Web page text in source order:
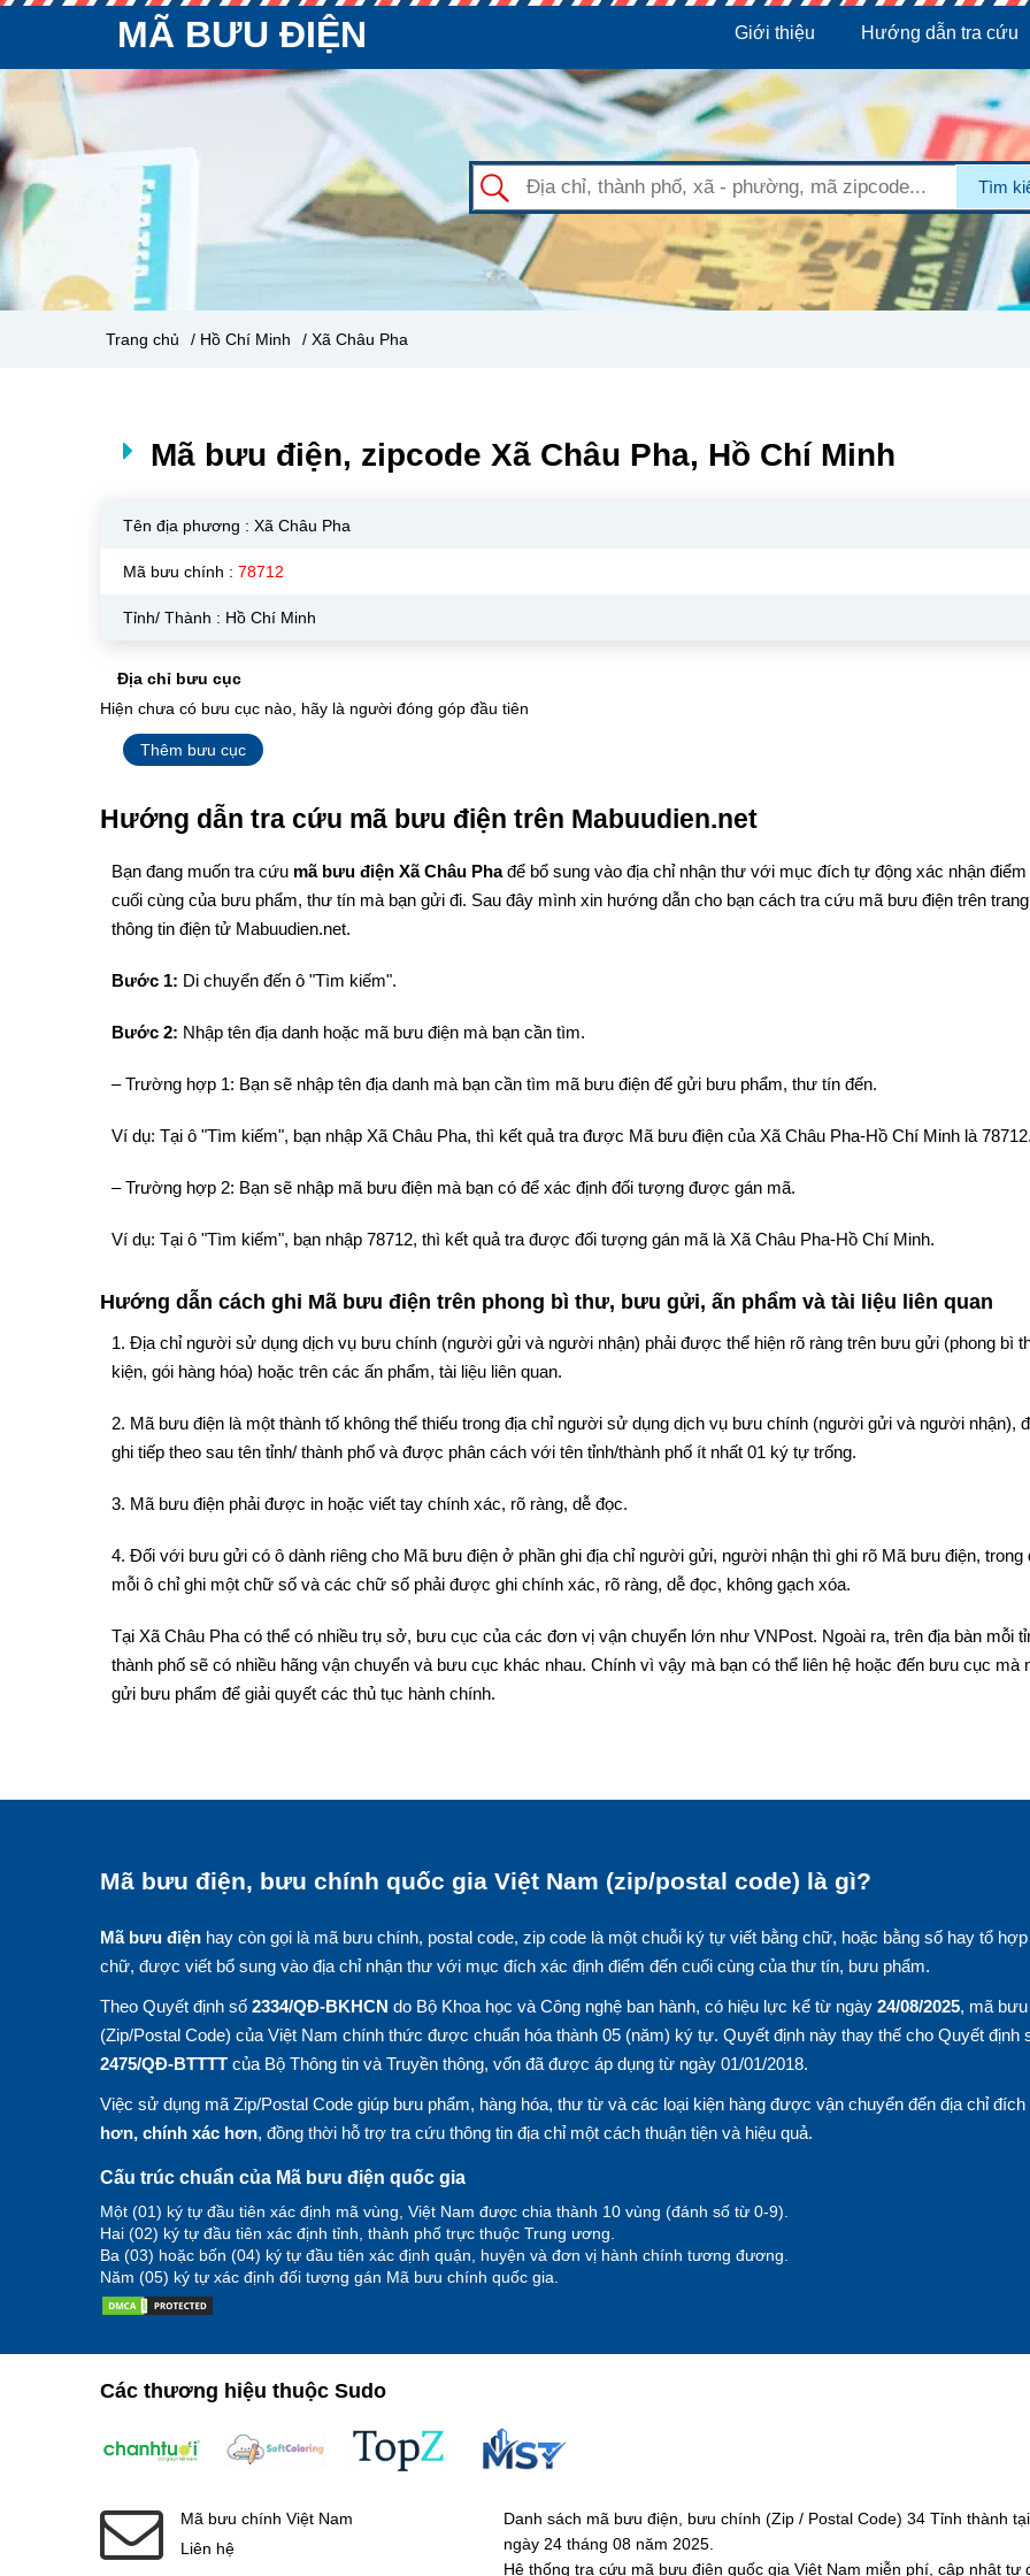
MÃ BƯU ĐIỆN Giới thiệu Hướng dẫn tra cứu
Tìm
Trang chủ / Hồ Chí Minh / Xã Châu Pha
Mã bưu điện, zipcode Xã Châu Pha, Hồ Chí Minh
Tên địa phương : Xã Châu Pha
Mã bưu chính : 78712
Tỉnh/ Thành : Hồ Chí Minh
Địa chỉ bưu cục
Hiện chưa có bưu cục nào, hãy là người đóng góp đầu tiên
Thêm bưu cục
Hướng dẫn tra cứu mã bưu điện trên Mabuudien.net
Bạn đang muốn tra cứu mã bưu điện Xã Châu Phađể bổ sung vào địa chỉ nhận thư với mục đích tự động xác nhận điểm
cuối cùng của bưu phẩm, thư tín mà bạn gửi đi. Sau đây mình xin hướng dẫn cho bạn cách tra cứu mã bưu điện trên trang
thông tin điện tử Mabuudien.net.
Bước 1: Di chuyển đến ô "Tìm kiếm".
Bước 2: Nhập tên địa danh hoặc mã bưu điện mà bạn cần tìm.
– Trường hợp 1: Bạn sẽ nhập tên địa danh mà bạn cần tìm mã bưu điện để gửi bưu phẩm, thư tín đến.
Ví dụ: Tại ô "Tìm kiếm", bạn nhập Xã Châu Pha, thì kết quả tra được Mã bưu điện của Xã Châu Pha-Hồ Chí Minh là
– Trường hợp 2: Bạn sẽ nhập mã bưu điện mà bạn có để xác định đối tượng được gán mã.
Ví dụ: Tại ô "Tìm kiếm", bạn nhập 78712, thì kết quả tra được đối tượng gán mã là Xã Châu Pha-Hồ Chí Minh.
Hướng dẫn cách ghi Mã bưu điện trên phong bì thư, bưu gửi, ấn phẩm và tài liệu liên quan
1. Địa chỉ người sử dụng dịch vụ bưu chính (người gửi và người nhận) phải được thể hiện rõ ràng trên bưu gửi (phong bì
kiện, gói hàng hóa) hoặc trên các ấn phẩm, tài liệu liên quan.
2. Mã bưu điện là một thành tố không thể thiếu trong địa chỉ người sử dụng dịch vụ bưu chính (người gửi và người nhận),
ghi tiếp theo sau tên tỉnh/ thành phố và được phân cách với tên tỉnh/thành phố ít nhất 01 ký tự trống.
3. Mã bưu điện phải được in hoặc viết tay chính xác, rõ ràng, dễ đọc.
4. Đối với bưu gửi có ô dành riêng cho Mã bưu điện ở phần ghi địa chỉ người gửi, người nhận thì ghi rõ Mã bưu điện, trong
mỗi ô chỉ ghi một chữ số và các chữ số phải được ghi chính xác, rõ ràng, dễ đọc, không gạch xóa.
Tại Xã Châu Pha có thể có nhiều trụ sở, bưu cục của các đơn vị vận chuyển lớn như VNPost. Ngoài ra, trên địa bàn mỗi
thành phố sẽ có nhiều hãng vận chuyển và bưu cục khác nhau. Chính vì vậy mà bạn có thể liên hệ hoặc đến bưu cục mà
gửi bưu phẩm để giải quyết các thủ tục hành chính.
Mã bưu điện, bưu chính quốc gia Việt Nam (zip/postal code) là gì?
Mã bưu điện hay còn gọi là mã bưu chính, postal code, zip code là một chuỗi ký tự viết bằng chữ, hoặc bằng số hay tổ
chữ, được viết bổ sung vào địa chỉ nhận thư với mục đích xác định điểm đến cuối cùng của thư tín, bưu phẩm.
Theo Quyết định số 2334/QĐ-BKHCN do Bộ Khoa học và Công nghệ ban hành, có hiệu lực kể từ ngày 24/08/2025, mã
(Zip/Postal Code) của Việt Nam chính thức được chuẩn hóa thành 05 (năm) ký tự. Quyết định này thay thế cho Quyết định
2475/QĐ-BTTTT của Bộ Thông tin và Truyền thông, vốn đã được áp dụng từ ngày 01/01/2018.
Việc sử dụng mã Zip/Postal Code giúp bưu phẩm, hàng hóa, thư từ và các loại kiện hàng được vận chuyển đến địa chỉ đích
hơn, chính xác hơn, đồng thời hỗ trợ tra cứu thông tin địa chỉ một cách thuận tiện và hiệu quả.
Cấu trúc chuẩn của Mã bưu điện quốc gia
Một (01) ký tự đầu tiên xác định mã vùng, Việt Nam được chia thành 10 vùng (đánh số từ 0-9).
Hai (02) ký tự đầu tiên xác định tỉnh, thành phố trực thuộc Trung ương.
Ba (03) hoặc bốn (04) ký tự đầu tiên xác định quận, huyện và đơn vị hành chính tương đương.
Năm (05) ký tự xác định đối tượng gán Mã bưu chính quốc gia.
Các thương hiệu thuộc Sudo
Mã bưu chính Việt Nam
Liên hệ
Danh sách mã bưu điện, bưu chính (Zip / Postal Code) 34 Tỉnh thành
ngày 24 tháng 08 năm 2025.
Hệ thống tra cứu mã bưu điện quốc gia Việt Nam miễn phí, cập nhật tự